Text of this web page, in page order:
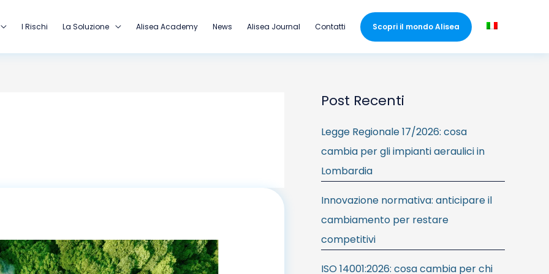
I Rischi La Soluzione Alisea Academy News Alisea Journal Contatti Scopri il mondo Alisea
Post Recenti
Legge Regionale 17/2026: cosa
cambia per gli impianti aeraulici in
Lombardia
Innovazione normativa: anticipare il
cambiamento per restare
competitivi
ISO 14001:2026: cosa cambia per chi